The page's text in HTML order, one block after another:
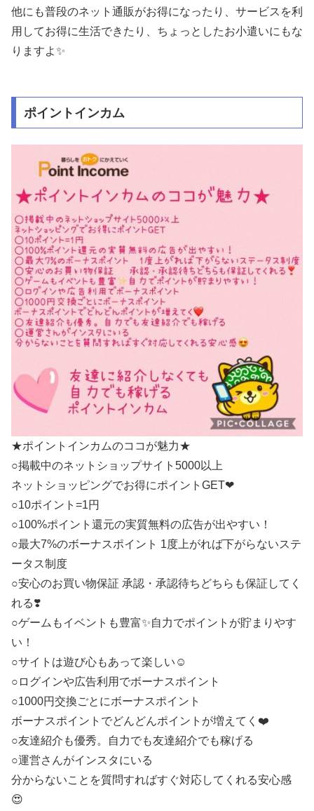
他にも普段のネット通販がお得になったり、サービスを利
用してお得に生活できたり、ちょっとしたお小遣いにもな
りますよ✨
ポイントインカム
★ポイントインカムのココが魅力★
○掲載中のネットショップサイト5000以上
ネットショッピングでお得にポイントGET❤︎
○10ポイント=1円
○100%ポイント還元の実質無料の広告が出やすい！
○最大7%のボーナスポイント 1度上がれば下がらないステ
ータス制度
○安心のお買い物保証 承認・承認待ちどちらも保証してく
れる❣️
○ゲームもイベントも豊富✨自力でポイントが貯まりやす
い！
○サイトは遊び心もあって楽しい☺️
○ログインや広告利用でボーナスポイント
○1000円交換ごとにボーナスポイント
ボーナスポイントでどんどんポイントが増えてく❤️
○友達紹介も優秀。自力でも友達紹介でも稼げる
○運営さんがインスタにいる
分からないことを質問すればすぐ対応してくれる安心感
😍